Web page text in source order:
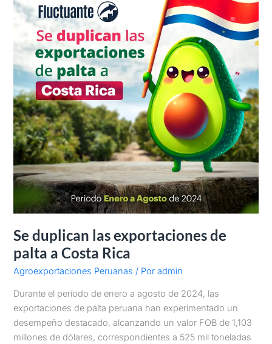
Se duplican las exportaciones de
palta a Costa Rica
Agroexportaciones Peruanas / Poradmin
Durante el período de enero a agosto de 2024, las
exportaciones de palta peruana han experimentado un
desempeño destacado, alcanzando un valor FOB de 1,103
millones de dólares, correspondientes a 525 mil toneladas
las
exportaciones
palta
a
Costa
Rica